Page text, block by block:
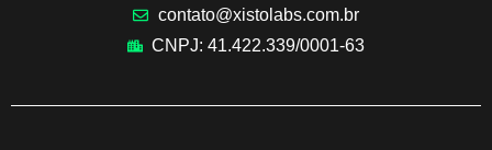
contato@xistolabs.com.br
CNPJ: 41.422.339/0001-63